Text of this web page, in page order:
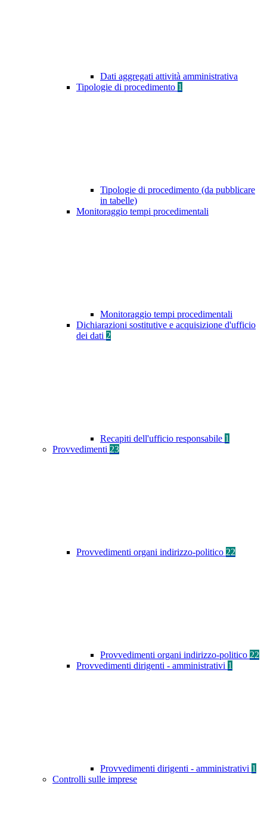
Dati aggregati attività amministrativa
Tipologie di procedimento 1
Tipologie di procedimento (da pubblicare
in tabelle)
Monitoraggio tempi procedimentali
Monitoraggio tempi procedimentali
Dichiarazioni sostitutive e acquisizione d'ufficio
dei dati 2
Recapiti dell'ufficio responsabile 1
Provvedimenti 23
Provvedimenti organi indirizzo-politico 22
Provvedimenti organi indirizzo-politico 22
Provvedimenti dirigenti - amministrativi 1
Provvedimenti dirigenti - amministrativi 1
Controlli sulle imprese